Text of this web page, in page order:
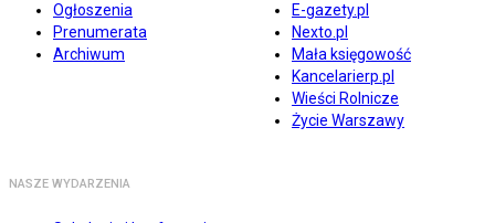
Ogłoszenia
Prenumerata
Archiwum
E-gazety.pl
Nexto.pl
Mała księgowość
Kancelarierp.pl
Wieści Rolnicze
Życie Warszawy
NASZE WYDARZENIA